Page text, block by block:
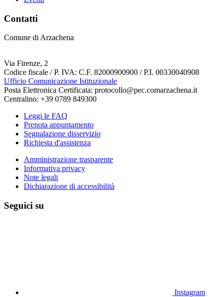
Contatti
Comune di Arzachena
Via Firenze, 2
Codice fiscale / P. IVA: C.F. 82000900900 / P.I. 00330040908
Ufficio Comunicazione Istituzionale
Posta Elettronica Certificata: protocollo@pec.comarzachena.it
Centralino: +39 0789 849300
Leggi le FAQ
Prenota appuntamento
Segnalazione disservizio
Richiesta d'assistenza
Amministrazione trasparente
Informativa privacy
Note legali
Dichiarazione di accessibilità
Seguici su
Instagram